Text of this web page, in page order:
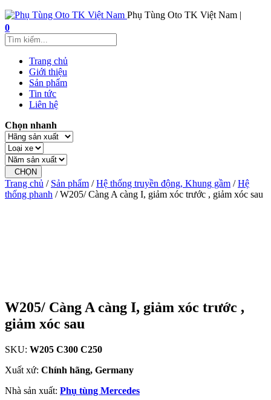
Phụ Tùng Oto TK Việt Nam |
0
Trang chủ
Giới thiệu
Sản phẩm
Tin tức
Liên hệ
Chọn nhanh
CHỌN
Trang chủ / Sản phẩm /Hệ thống truyền động, Khung gầm /Hệ
thống phanh / W205/ Càng A càng I, giảm xóc trước , giảm xóc sau
W205/ Càng A càng I, giảm xóc trước ,
giảm xóc sau
SKU: W205 C300 C250
Xuất xứ: Chính hãng, Germany
Nhà sản xuất: Phụ tùng Mercedes